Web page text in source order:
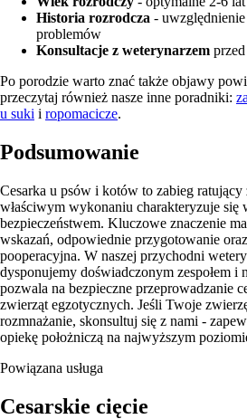
Historia rozrodcza -
problemów
Konsultacje z weterynarzem
Po porodzie warto znać także objawy
przeczytaj również nasze inne poradniki:
u suki i ropomacicze.
Podsumowanie
Cesarka u psów i kotów to zabieg
właściwym wykonaniu charakteryzuje się
bezpieczeństwem. Kluczowe znaczenie
wskazań, odpowiednie przygotowanie
pooperacyjna. W naszej przychodni
dysponujemy doświadczonym zespołem i
pozwala na bezpieczne przeprowadzanie
zwierząt egzotycznych. Jeśli Twoje
rozmnażanie, skonsultuj się z nami -
opiekę położniczą na najwyższym
Powiązana usługa
Cesarskie cięcie